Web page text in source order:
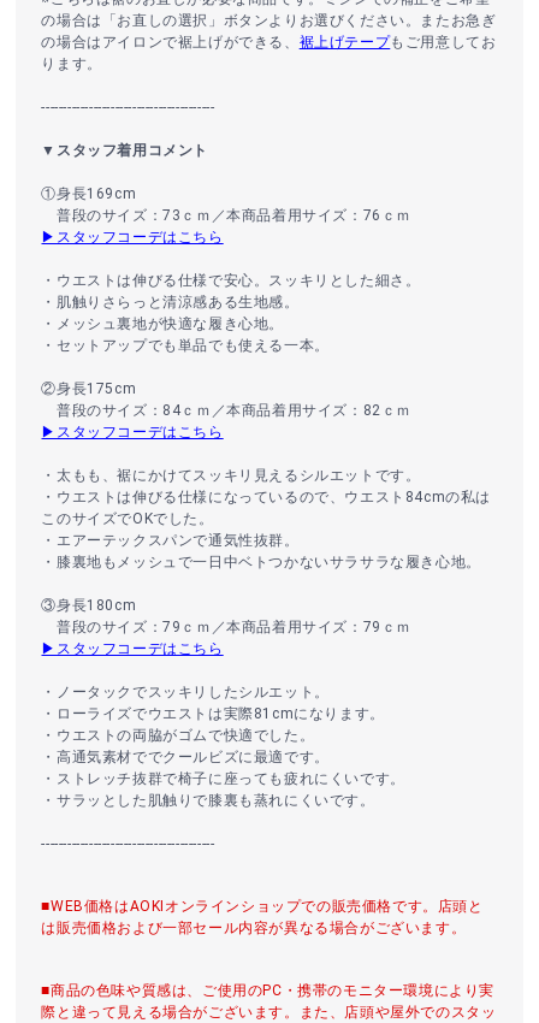
の場合は「お直しの選択」ボタンよりお選びください。またお急ぎ
の場合はアイロンで裾上げができる、 裾上げテープもご用意してお
ります。
----------------------------------------
▼スタッフ着用コメント
①身長169cm
普段のサイズ：73ｃｍ／本商品着用サイズ：76ｃｍ
▶スタッフコーデはこちら
・ウエストは伸びる仕様で安心。スッキリとした細さ。
・肌触りさらっと清涼感ある生地感。
・メッシュ裏地が快適な履き心地。
・セットアップでも単品でも使える一本。
②身長175cm
普段のサイズ：84ｃｍ／本商品着用サイズ：82ｃｍ
▶スタッフコーデはこちら
・太もも、裾にかけてスッキリ見えるシルエットです。
・ウエストは伸びる仕様になっているので、ウエスト84cmの私は
このサイズでOKでした。
・エアーテックスパンで通気性抜群。
・膝裏地もメッシュで一日中ベトつかないサラサラな履き心地。
③身長180cm
普段のサイズ：79ｃｍ／本商品着用サイズ：79ｃｍ
▶スタッフコーデはこちら
・ノータックでスッキリしたシルエット。
・ローライズでウエストは実際81cmになります。
・ウエストの両脇がゴムで快適でした。
・高通気素材ででクールビズに最適です。
・ストレッチ抜群で椅子に座っても疲れにくいです。
・サラッとした肌触りで膝裏も蒸れにくいです。
----------------------------------------
■WEB価格はAOKIオンラインショップでの販売価格です。店頭と
は販売価格および一部セール内容が異なる場合がございます。
■商品の色味や質感は、ご使用のPC・携帯のモニター環境により実
際と違って見える場合がございます。また、店頭や屋外でのスタッ